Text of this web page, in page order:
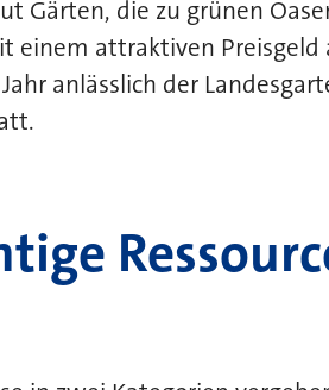
Gärten, die zu grünen
einem attraktiven Preisgeld
anlässlich der